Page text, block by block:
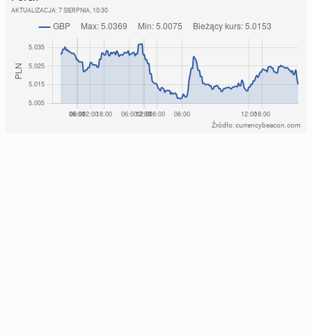
AKTUALIZACJA: 7 SIERPNIA, 10:30
Źródło: currencybeacon.com